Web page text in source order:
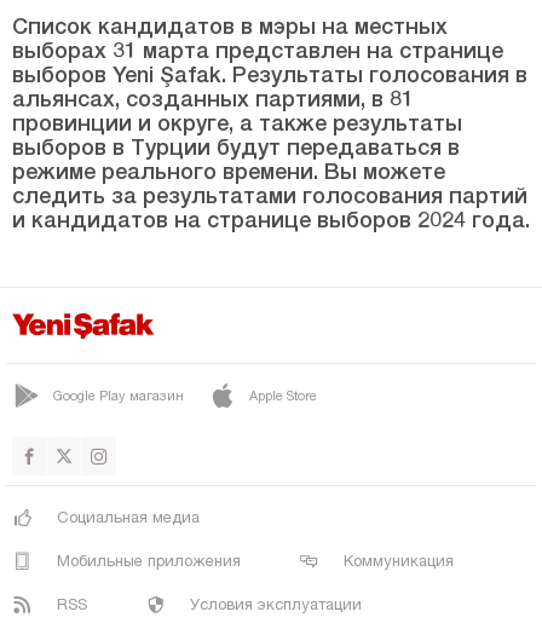
СЕРДИВАН
СЁГЮТЛЮ
ТАРАКЛЫ
Самсун
Шанлыурфа
Синоп
Шырнак
Токат
Список кандидатов в мэры на местных
выборах 31 марта представлен на странице
выборов Yeni Şafak. Результаты голосования в
альянсах, созданных партиями, в 81
провинции и округе, а также результаты
выборов в Турции будут передаваться в
режиме реального времени. Вы можете
следить за результатами голосования партий
и кандидатов на странице выборов 2024 года.
Google Play магазин Apple Store
Социальная медиа
Мобильные приложения Коммуникация
RSS Условия эксплуатации